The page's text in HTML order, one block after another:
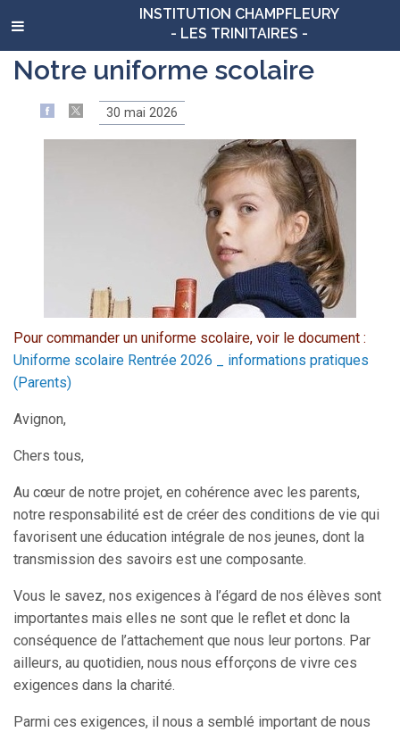
INSTITUTION CHAMPFLEURY
- LES TRINITAIRES -
Notre uniforme scolaire
30 mai 2026
Pour commander un uniforme scolaire, voir le document :
Uniforme scolaire Rentrée 2026 _ informations pratiques
(Parents)
Avignon,
Chers tous,
Au cœur de notre projet, en cohérence avec les parents,
notre responsabilité est de créer des conditions de vie qui
favorisent une éducation intégrale de nos jeunes, dont la
transmission des savoirs est une composante.
Vous le savez, nos exigences à l’égard de nos élèves sont
importantes mais elles ne sont que le reflet et donc la
conséquence de l’attachement que nous leur portons. Par
ailleurs, au quotidien, nous nous efforçons de vivre ces
exigences dans la charité.
Parmi ces exigences, il nous a semblé important de nous